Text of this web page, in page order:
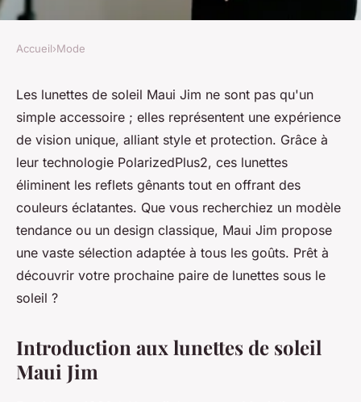
Lunettes de soleil maui jim :
l'escapade sous le soleil
Antoine•25 février 2025•7 min de lecture
Accueil›Mode
Les lunettes de soleil Maui Jim ne sont pas qu'un
simple accessoire ; elles représentent une expérience
de vision unique, alliant style et protection. Grâce à
leur technologie PolarizedPlus2, ces lunettes
éliminent les reflets gênants tout en offrant des
couleurs éclatantes. Que vous recherchiez un modèle
tendance ou un design classique, Maui Jim propose
une vaste sélection adaptée à tous les goûts. Prêt à
découvrir votre prochaine paire de lunettes sous le
soleil ?
Introduction aux lunettes de soleil
Maui Jim